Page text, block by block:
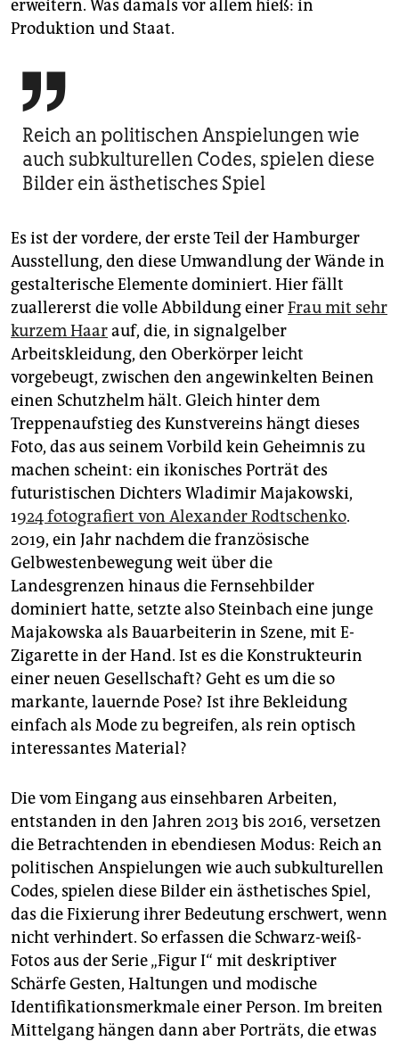
erweitern. Was damals vor allem hieß: in
Produktion und Staat.

Reich an politischen Anspielungen wie
auch subkulturellen Codes, spielen diese
Bilder ein ästhetisches Spiel
Es ist der vordere, der erste Teil der Hamburger
Ausstellung, den diese Umwandlung der Wände in
gestalterische Elemente dominiert. Hier fällt
zuallererst die volle Abbildung einerFrau mit sehr
kurzem Haarauf, die, in signalgelber
Arbeitskleidung, den Oberkörper leicht
vorgebeugt, zwischen den angewinkelten Beinen
einen Schutzhelm hält. Gleich hinter dem
Treppenaufstieg des Kunstvereins hängt dieses
Foto, das aus seinem Vorbild kein Geheimnis zu
machen scheint: ein ikonisches Porträt des
futuristischen Dichters Wladimir Majakowski,
1924 fotografiert von Alexander Rodtschenko.
2019, ein Jahr nachdem die französische
Gelbwestenbewegung weit über die
Landesgrenzen hinaus die Fernsehbilder
dominiert hatte, setzte also Steinbach eine junge
Majakowska als Bauarbeiterin in Szene, mit E-
Zigarette in der Hand. Ist es die Konstrukteurin
einer neuen Gesellschaft? Geht es um die so
markante, lauernde Pose? Ist ihre Bekleidung
einfach als Mode zu begreifen, als rein optisch
interessantes Material?
Die vom Eingang aus einsehbaren Arbeiten,
entstanden in den Jahren 2013 bis 2016, versetzen
die Betrachtenden in ebendiesen Modus: Reich an
politischen Anspielungen wie auch subkulturellen
Codes, spielen diese Bilder ein ästhetisches Spiel,
das die Fixierung ihrer Bedeutung erschwert, wenn
nicht verhindert. So erfassen die Schwarz-weiß-
Fotos aus der Serie „Figur I“ mit deskriptiver
Schärfe Gesten, Haltungen und modische
Identifikationsmerkmale einer Person. Im breiten
Mittelgang hängen dann aber Porträts, die etwas